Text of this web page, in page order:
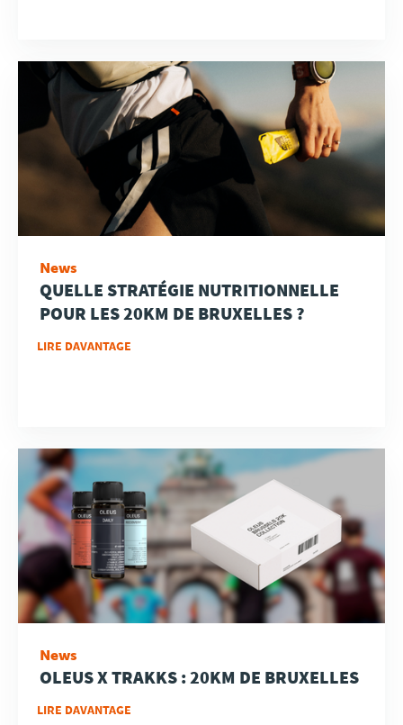
News
QUELLE STRATÉGIE NUTRITIONNELLE
POUR LES 20KM DE BRUXELLES ?
LIRE DAVANTAGE
News
OLEUS X TRAKKS : 20KM DE BRUXELLES
LIRE DAVANTAGE